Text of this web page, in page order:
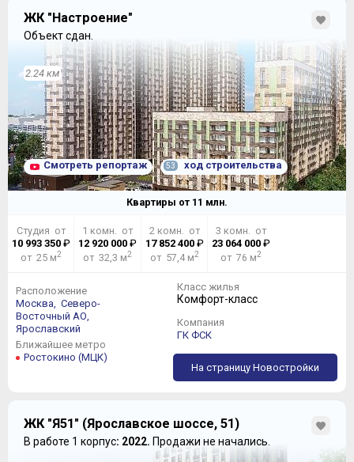
ЖК "Настроение"
Объект сдан.
2.24 км
Смотреть репортаж 53 ход строительства
Квартиры от 11 млн.
Студия от
10 993 350₽
от 25 м2
1 комн. от
12 920 000 ₽
от 32,3 м2
2 комн. от
17 852 400₽
от 57,4 м2
3 комн. от
23 064 000 ₽
от 76 м2
Расположение
Москва,
Северо-
Восточный АО,
Ярославский
Ближайшее метро
Ростокино (МЦК)
Класс жилья
Комфорт-класс
Компания
ГК ФСК
На страницу Новостройки
ЖК "Я51" (Ярославское шоссе, 51)
В работе 1 корпус: 2022. Продажи не начались.